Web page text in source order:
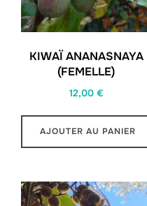
KIWAÏ ANANASNAYA
(FEMELLE)
12,00 €
AJOUTER AU PANIER